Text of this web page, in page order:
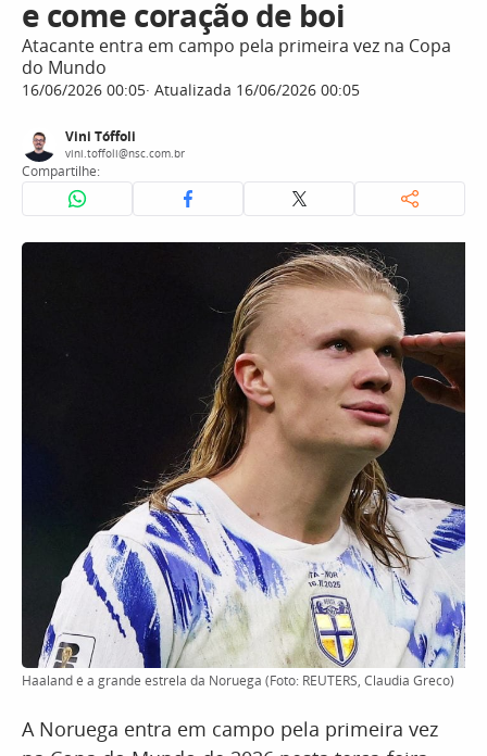
e come coração de boi
Atacante entra em campo pela primeira vez na Copa
do Mundo
16/06/2026 00:05 Atualizada 16/06/2026 00:05
Vini Tóffoli
vini.toffoli@nsc.com.br
Compartilhe:
Haaland é a grande estrela da Noruega (Foto: REUTERS, Claudia Greco)
A Noruega entra em campo pela primeira vez